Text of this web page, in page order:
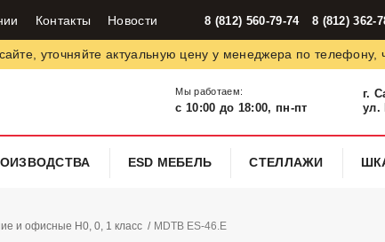
Контакты Новости 8 (812) 560-79-74 8 (812) 362-
уточняйте актуальную цену у менеджера по телефону,
Мы работаем:
с 10:00 до 18:00, пн-пт
г.
ул.
ESD МЕБЕЛЬ СТЕЛЛАЖИ
и офисные Н0, 0, 1 класс МDТВ ES-46.E